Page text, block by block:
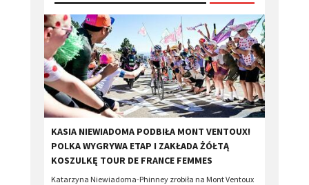
KASIA NIEWIADOMA PODBIŁA MONT VENTOUX!
POLKA WYGRYWA ETAP I ZAKŁADA ŻÓŁTĄ
KOSZULKĘ TOUR DE FRANCE FEMMES
Katarzyna Niewiadoma-Phinney zrobiła na Mont Ventoux